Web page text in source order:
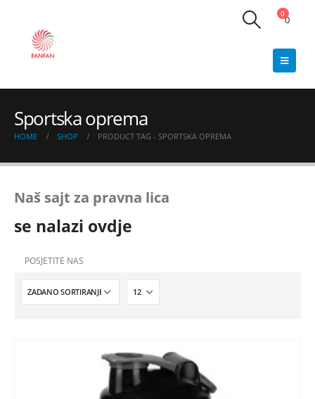
00
Sportska oprema
HOME SHOP PRODUCT TAG - SPORTSKA OPREMA
Naš sajt za pravna lica
se nalazi ovdje
POSJETITE NAS